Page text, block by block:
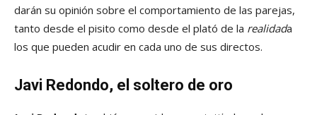
darán su opinión sobre el comportamiento de las parejas,
tanto desde el pisito como desde el plató de la realidada
los que pueden acudir en cada uno de sus directos.
Javi Redondo, el soltero de oro